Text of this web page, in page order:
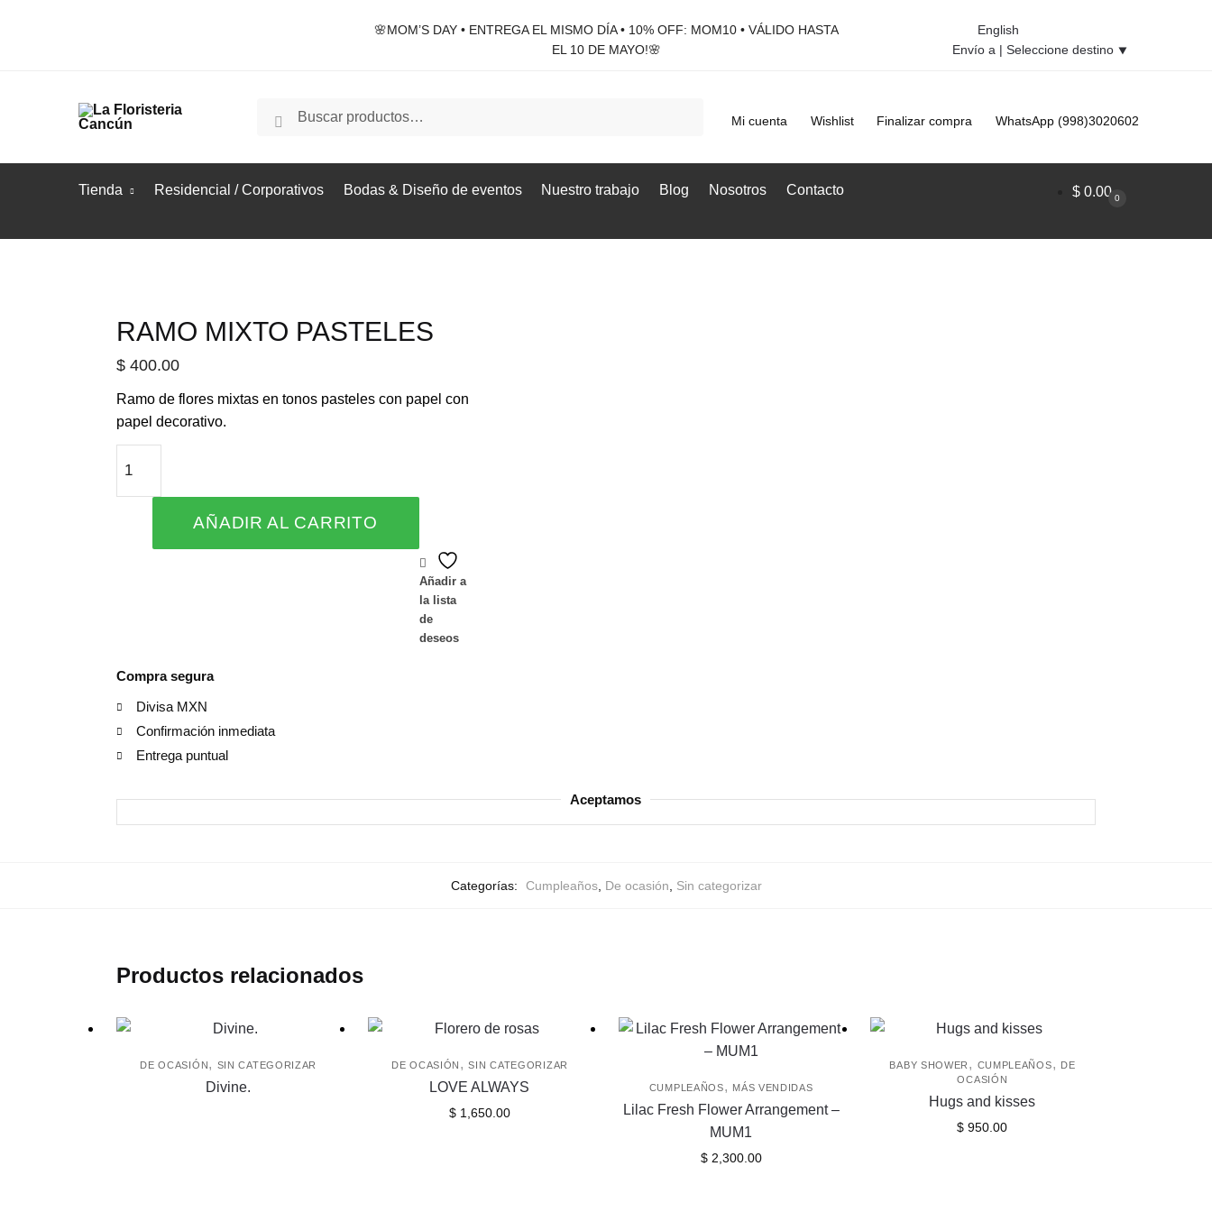
🌸MOM’S DAY • ENTREGA EL MISMO DÍA • 10% OFF: MOM10 • VÁLIDO HASTA
EL 10 DE MAYO!🌸
English
Envío a | Seleccione destino ⯆
Buscar
por:
Buscar Mi cuenta Wishlist Finalizar compra WhatsApp (998)3020602
Tienda Residencial / Corporativos Bodas & Diseño de eventos Nuestro trabajo Blog Nosotros Contacto $ 0.00 0
RAMO MIXTO PASTELES
$400.00
Ramo de flores mixtas en tonos pasteles con papel con
papel decorativo.
MIXTO
PASTELES
AÑADIR AL CARRITO
Añadir a
la lista
de
deseos
Compra segura
Divisa MXN
Confirmación inmediata
Entrega puntual
Aceptamos
Categorías: Cumpleaños, De ocasión, Sin categorizar
Productos relacionados
DE OCASIÓN, SIN CATEGORIZAR
Divine.
DE OCASIÓN ,SIN CATEGORIZAR
LOVE ALWAYS
$1,650.00
CUMPLEAÑOS, MÁS VENDIDAS
Lilac Fresh Flower Arrangement –
MUM1
$2,300.00
BABY SHOWER , CUMPLEAÑOS, DE
OCASIÓN
Hugs and kisses
$ 950.00